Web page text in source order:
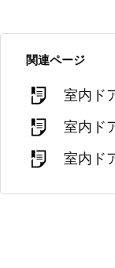
関連ページ
室内ド
室内ド
室内ド